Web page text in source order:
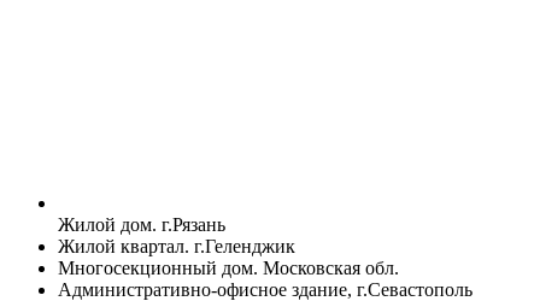
Жилой дом. г.Рязань
Жилой квартал. г.Геленджик
Многосекционный дом. Московская обл.
Административно-офисное здание, г.Севастополь